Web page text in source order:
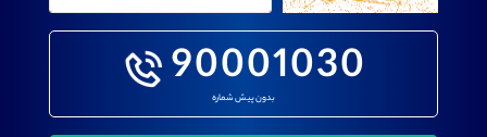
90001030
بدون پیش شماره